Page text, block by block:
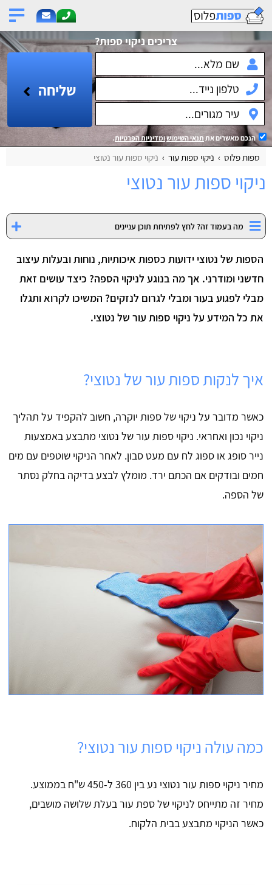
צריכים ניקוי ספות?
שליחה
הנכם מאשרים אתתנאי השימושומדיניות הפרטיות.
ספות פלוס ניקוי ספות עור ניקוי ספות עור נטוצי
ניקוי ספות עור נטוצי
מה בעמוד זה? לחץ לפתיחת תוכן עניינים
הספות של נטוצי ידועות כספות איכותיות, נוחות ובעלות עיצוב
חדשני ומודרני. אך מה בנוגע לניקוי הספה? כיצד עושים זאת
מבלי לפגוע בעור ומבלי לגרום לנזקים? המשיכו לקרוא ותגלו
את כל המידע על ניקוי ספות עור של נטוצי.
איך לנקות ספות עור של נטוצי?
כאשר מדובר על ניקוי של ספות יוקרה, חשוב להקפיד על תהליך
ניקוי נכון ואחראי. ניקוי ספות עור של נטוצי מתבצע באמצעות
נייר סופג או ספוג לח עם מעט סבון. לאחר הניקוי שוטפים עם מים
חמים ובודקים אם הכתם ירד. מומלץ לבצע בדיקה בחלק נסתר
של הספה.
כמה עולה ניקוי ספות עור נטוצי?
מחיר ניקוי ספות עור נטוצי נע בין 360 ל-450 ש"ח בממוצע.
מחיר זה מתייחס לניקוי של ספת עור בעלת שלושה מושבים,
כאשר הניקוי מתבצע בבית הלקוח.